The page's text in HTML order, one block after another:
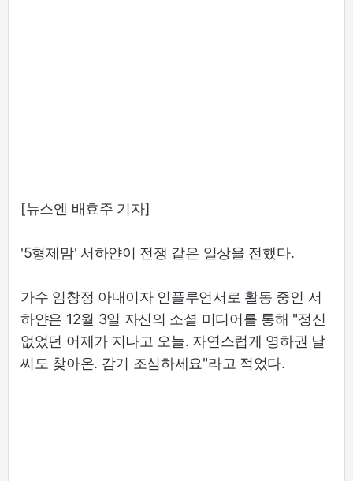
[뉴스엔 배효주 기자]
'5형제맘' 서하얀이 전쟁 같은 일상을 전했다.
가수 임창정 아내이자 인플루언서로 활동 중인 서
하얀은 12월 3일 자신의 소셜 미디어를 통해 "정신
없었던 어제가 지나고 오늘. 자연스럽게 영하권 날
씨도 찾아온. 감기 조심하세요"라고 적었다.